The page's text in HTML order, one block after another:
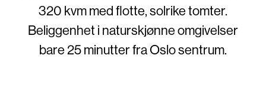
320 kvm med flotte, solrike tomter.
Beliggenhet i naturskjønne omgivelser
bare 25 minutter fra Oslo sentrum.